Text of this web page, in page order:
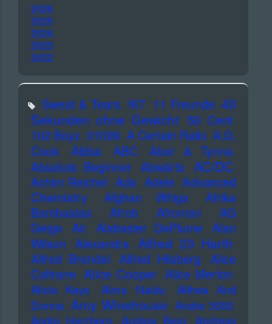
2026
2025
2024
2023
2022
Sweat & Tears !K7 11 Freunde 40
Sekunden ohne Gewicht 50 Cent
102 Boyz 01099 A Certain Ratio A.G.
Cook
Abba ABC
Abor & Tynna
Absolute Beginner Abwärts AC/DC
Achim Reichel Ada Adele Advanced
Chemistry
Afghan Whigs
Afrika
Bambaataa
Afrob Afroman
AG
Geige
Air Alabaster DePlume
Alan
Wilson Alexandra Alfred 23 Harth
Alfred Brendel Alfred Hilsberg
Alice
Coltrane Alice Cooper Alice Merton
Alicia Keys Alma Naidu
Althea And
Donna Amy Winehouse Andre 3000
Andre Herzberg
Andrea Berg
Andreas